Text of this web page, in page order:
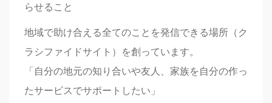
らせること
地域で助け合える全てのことを発信できる場所（ク
ラシファイドサイト）を創っています。
「自分の地元の知り合いや友人、家族を自分の作っ
たサービスでサポートしたい」